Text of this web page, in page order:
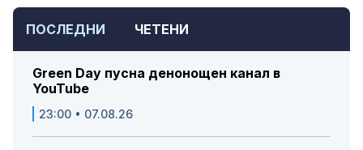
ПОСЛЕДНИ ЧЕТЕНИ
Green Day пусна денонощен канал в
YouTube
23:00 • 07.08.26